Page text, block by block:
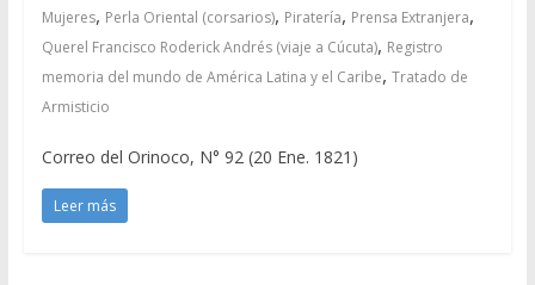
Mujeres, Perla Oriental (corsarios), Piratería, Prensa Extranjera,
Querel Francisco Roderick Andrés (viaje a Cúcuta), Registro
memoria del mundo de América Latina y el Caribe, Tratado de
Armisticio
Correo del Orinoco, N° 92 (20 Ene. 1821)
Leer más